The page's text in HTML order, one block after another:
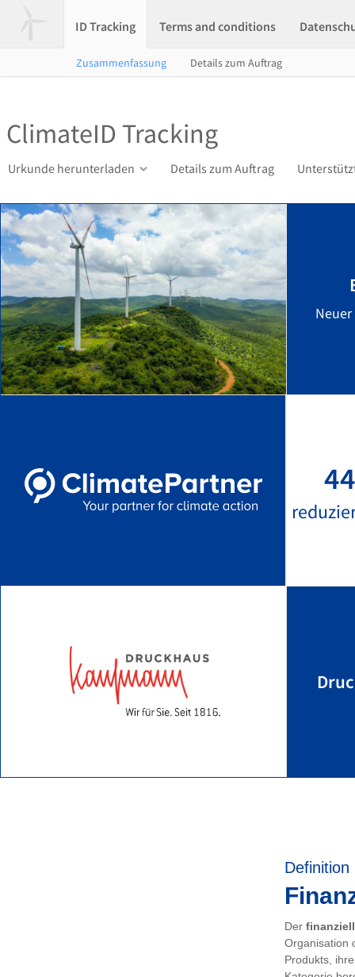
ID Tracking Terms and conditions
Zusammenfassung Details zum Auftrag
ClimateID Tracking
Urkunde herunterladen Details zum Auftrag
Definition
Der
Organisation
Produkts,